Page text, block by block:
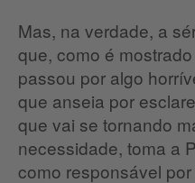
Mas, na verdade, a
que, como é
passou por algo
que anseia por
que vai se tornando
necessidade, toma a
como responsável